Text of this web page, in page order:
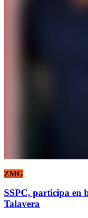
ZMG
SSPC, participa en
Talavera